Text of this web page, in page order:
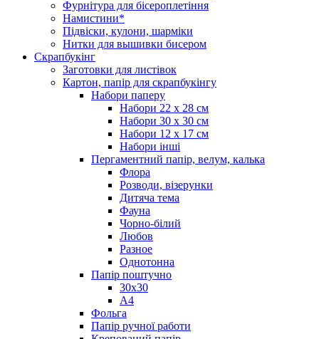
Фурнітура для бісероплетіння
Намистини*
Підвіски, кулони, шарміки
Нитки для вышивки бисером
Скрапбукінг
Заготовки для листівок
Картон, папір для скрапбукінгу
Набори паперу
Набори 22 х 28 см
Набори 30 х 30 см
Набори 12 х 17 см
Набори інші
Пергаментний папір, велум, калька
Флора
Розводи, візерунки
Дитяча тема
Фауна
Чорно-білий
Любов
Разное
Однотонна
Папір поштучно
30х30
А4
Фольга
Папір ручної работи